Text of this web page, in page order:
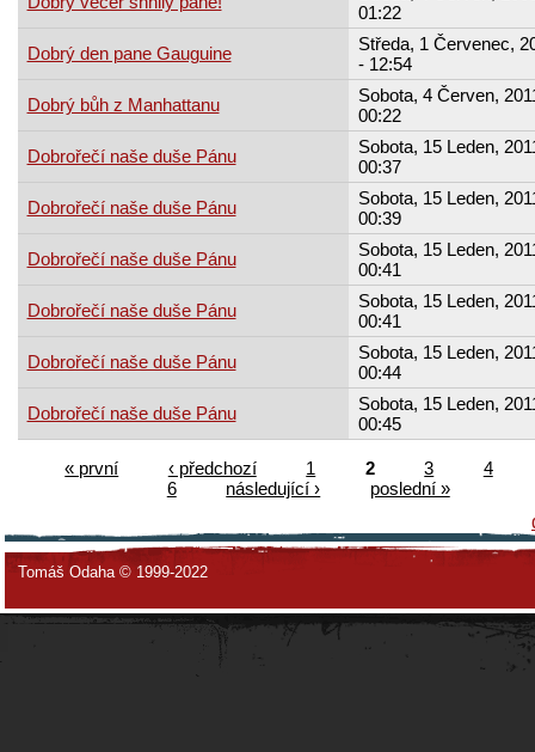
01:22
Dobrý den pane Gauguine
Středa, 1 Červenec,
- 12:54
Dobrý bůh z Manhattanu
Sobota, 4 Červen,
00:22
Dobrořečí naše duše Pánu
Sobota, 15 Leden,
00:37
Dobrořečí naše duše Pánu
Sobota, 15 Leden,
00:39
Dobrořečí naše duše Pánu
Sobota, 15 Leden,
00:41
Dobrořečí naše duše Pánu
Sobota, 15 Leden,
00:41
Dobrořečí naše duše Pánu
Sobota, 15 Leden,
00:44
Dobrořečí naše duše Pánu
Sobota, 15 Leden,
00:45
« první ‹ předchozí 1 2 3
4
6
následující ›
poslední »
Tomáš Odaha © 1999-2022